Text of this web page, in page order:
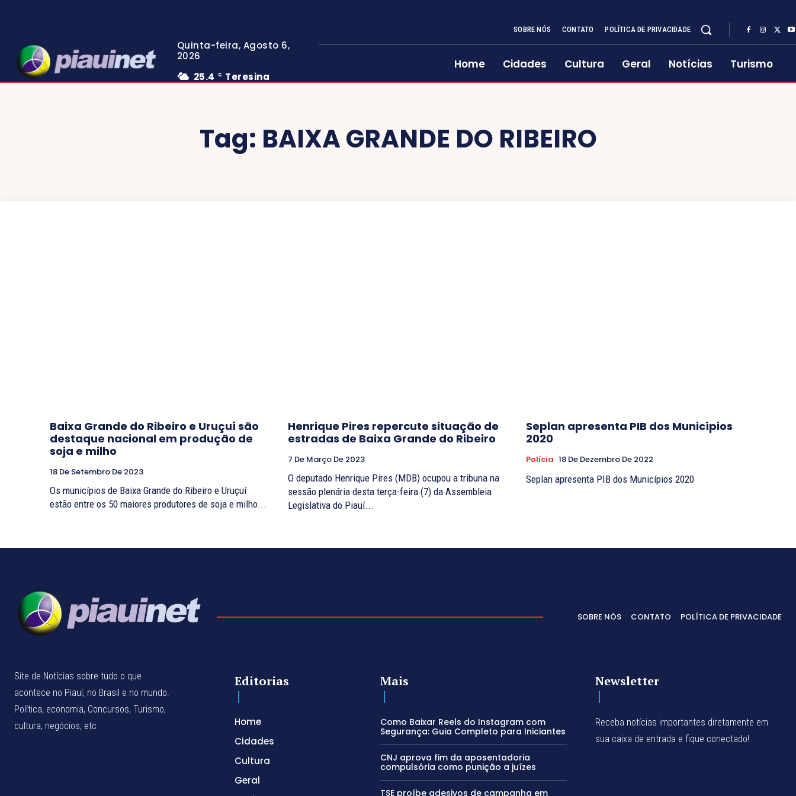
Quinta-feira, Agosto 6,
2026
25.4
C Teresina
SOBRE NÓS CONTATO POLÍTICA DE PRIVACIDADE
Home Cidades Cultura Geral Notícias Turismo
Tag: BAIXA GRANDE DO RIBEIRO
Baixa Grande do Ribeiro e Uruçuí são
destaque nacional em produção de
soja e milho
18 De Setembro De 2023
Os municípios de Baixa Grande do Ribeiro e Uruçuí
estão entre os 50 maiores produtores de soja e milho...
Henrique Pires repercute situação de
estradas de Baixa Grande do Ribeiro
7 De Março De 2023
O deputado Henrique Pires (MDB) ocupou a tribuna na
sessão plenária desta terça-feira (7) da Assembleia
Legislativa do Piauí...
Seplan apresenta PIB dos Municípios
2020
Polícia 18 De Dezembro De 2022
Seplan apresenta PIB dos Municípios 2020
SOBRE NÓS CONTATO POLÍTICA DE PRIVACIDADE
Site de Notícias sobre tudo o que
acontece no Piauí, no Brasil e no mundo.
Política, economia, Concursos, Turismo,
cultura, negócios, etc
Editorias
Home
Cidades
Cultura
Geral
Mais
Como Baixar Reels do Instagram com
Segurança: Guia Completo para Iniciantes
CNJ aprova fim da aposentadoria
compulsória como punição a juízes
TSE proíbe adesivos de campanha em
Newsletter
Receba notícias importantes diretamente em
sua caixa de entrada e fique conectado!